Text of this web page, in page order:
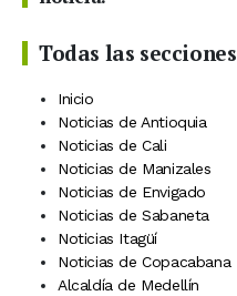
Todas las secciones
Inicio
Noticias de Antioquia
Noticias de Cali
Noticias de Manizales
Noticias de Envigado
Noticias de Sabaneta
Noticias Itagüí
Noticias de Copacabana
Alcaldía de Medellín